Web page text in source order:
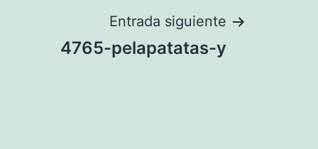
Entrada siguiente
4765-pelapatatas-y